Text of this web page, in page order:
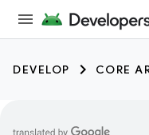
DEVELOP CORE